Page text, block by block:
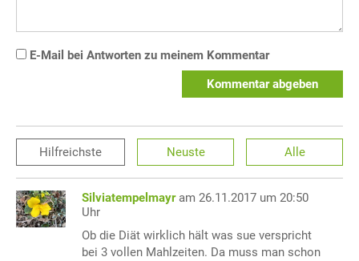
E-Mail bei Antworten zu meinem Kommentar
Kommentar abgeben
Hilfreichste Neuste Alle
Silviatempelmayr am 26.11.2017 um 20:50
Uhr
Ob die Diät wirklich hält was sue verspricht
bei 3 vollen Mahlzeiten. Da muss man schon